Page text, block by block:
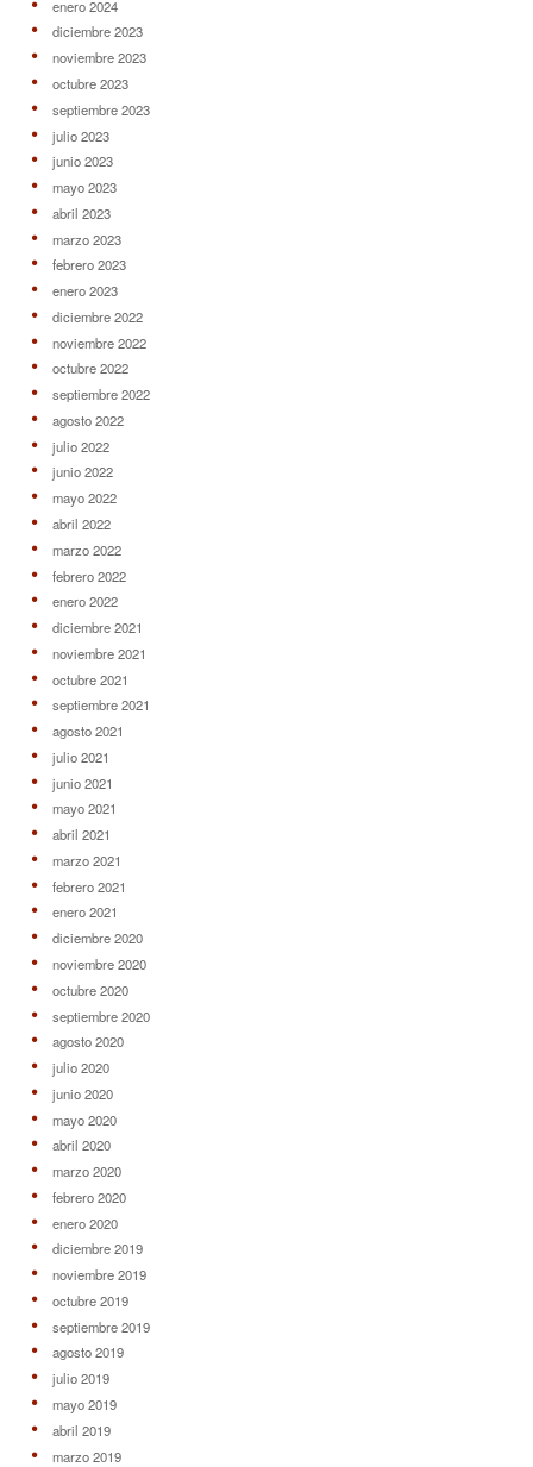
enero 2024
diciembre 2023
noviembre 2023
octubre 2023
septiembre 2023
julio 2023
junio 2023
mayo 2023
abril 2023
marzo 2023
febrero 2023
enero 2023
diciembre 2022
noviembre 2022
octubre 2022
septiembre 2022
agosto 2022
julio 2022
junio 2022
mayo 2022
abril 2022
marzo 2022
febrero 2022
enero 2022
diciembre 2021
noviembre 2021
octubre 2021
septiembre 2021
agosto 2021
julio 2021
junio 2021
mayo 2021
abril 2021
marzo 2021
febrero 2021
enero 2021
diciembre 2020
noviembre 2020
octubre 2020
septiembre 2020
agosto 2020
julio 2020
junio 2020
mayo 2020
abril 2020
marzo 2020
febrero 2020
enero 2020
diciembre 2019
noviembre 2019
octubre 2019
septiembre 2019
agosto 2019
julio 2019
mayo 2019
abril 2019
marzo 2019